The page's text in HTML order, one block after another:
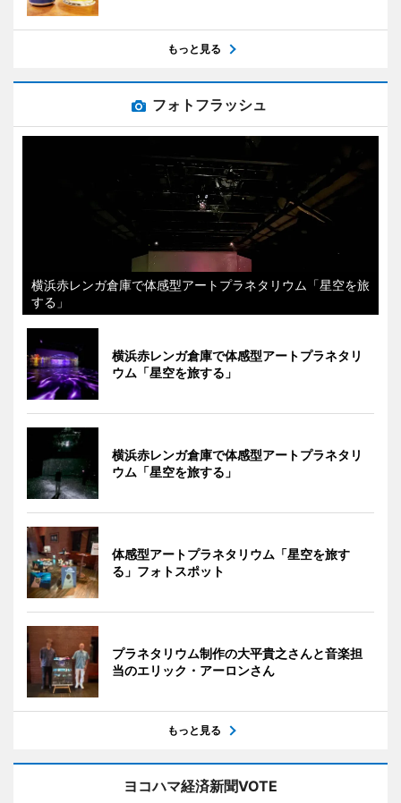
もっと見る
フォトフラッシュ
横浜赤レンガ倉庫で体感型アートプラネタリウム「星空を旅
する」
横浜赤レンガ倉庫で体感型アートプラネタリ
ウム「星空を旅する」
横浜赤レンガ倉庫で体感型アートプラネタリ
ウム「星空を旅する」
体感型アートプラネタリウム「星空を旅す
る」フォトスポット
プラネタリウム制作の大平貴之さんと音楽担
当のエリック・アーロンさん
もっと見る
ヨコハマ経済新聞VOTE